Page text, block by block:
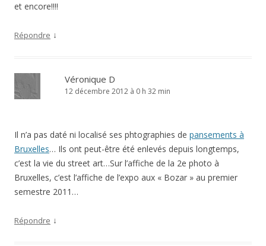
et encore!!!!
Répondre ↓
Véronique D
12 décembre 2012 à 0 h 32 min
Il n’a pas daté ni localisé ses phtographies de pansements à
Bruxelles… Ils ont peut-être été enlevés depuis longtemps,
c’est la vie du street art…Sur l’affiche de la 2e photo à
Bruxelles, c’est l’affiche de l’expo aux « Bozar » au premier
semestre 2011…
Répondre ↓